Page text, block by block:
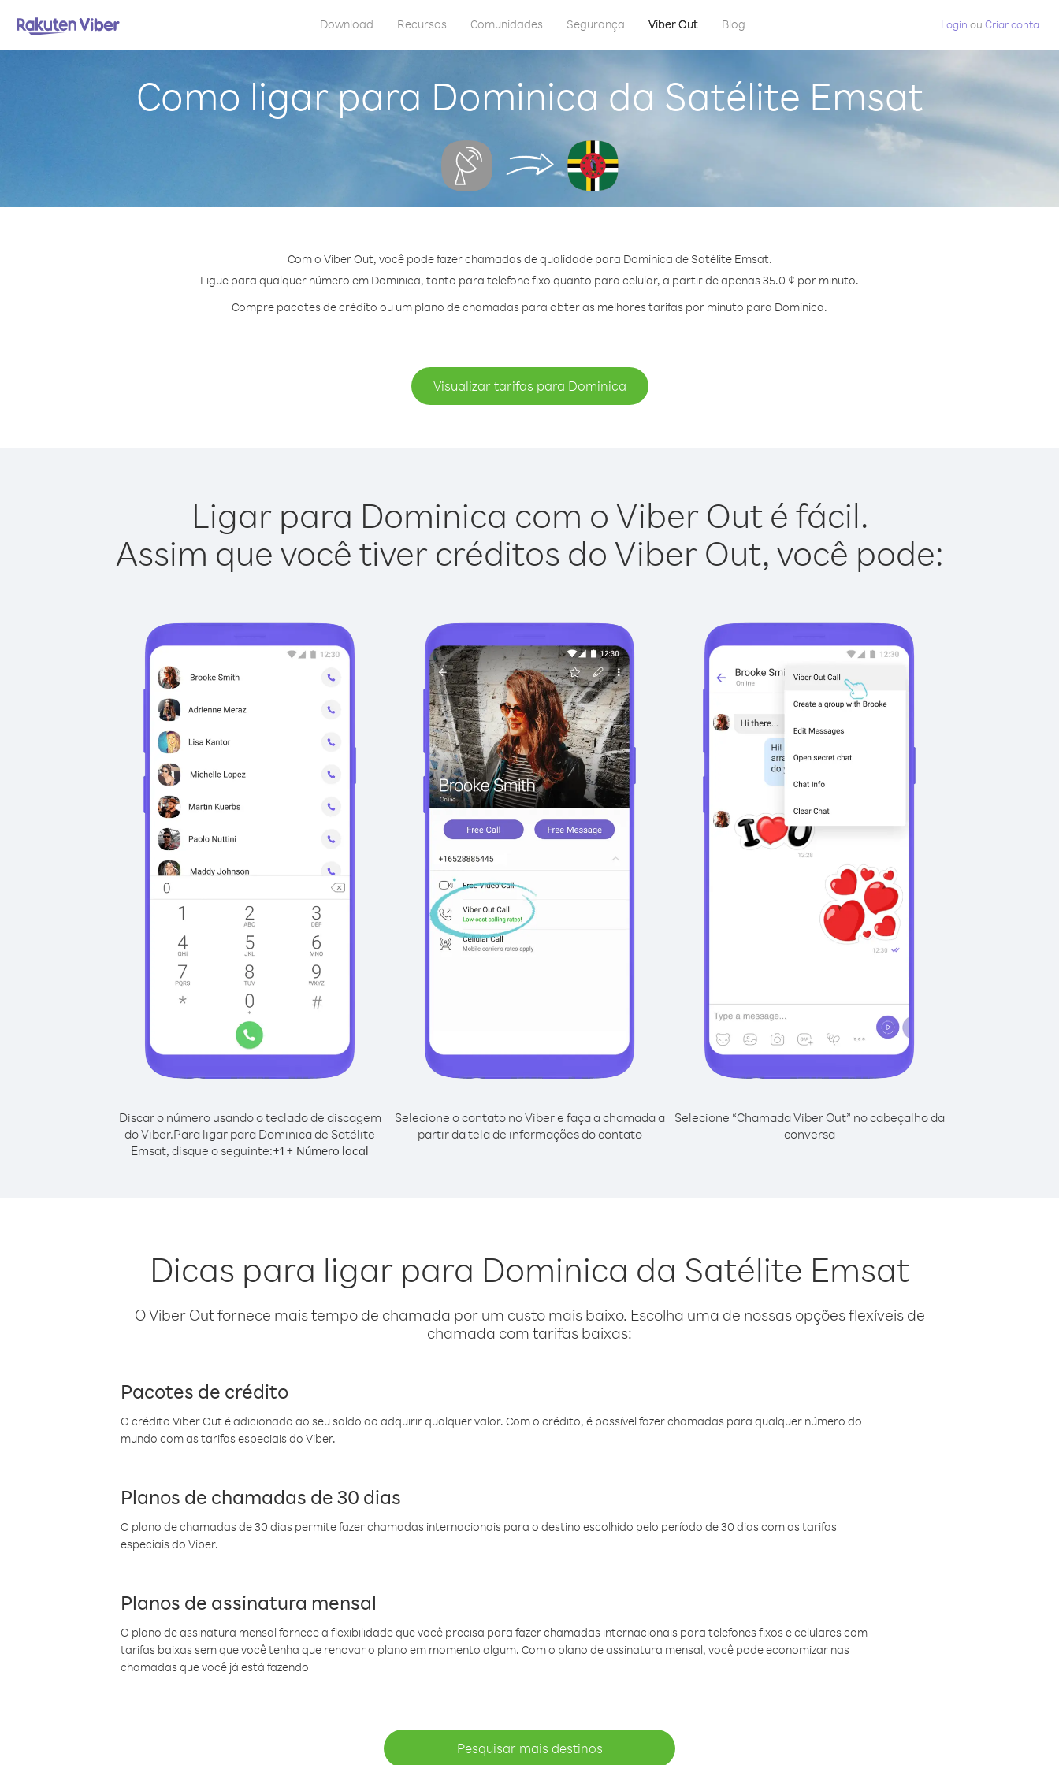
Download Recursos Comunidades Segurança Viber Out Blog Login ou Criar conta
Como ligar para Dominica da Satélite Emsat
Com o Viber Out, você pode fazer chamadas de qualidade para Dominica de Satélite Emsat.
Ligue para qualquer número em Dominica, tanto para telefone fixo quanto para celular, a partir de apenas 35.0 ¢ por minuto.
Compre pacotes de crédito ou um plano de chamadas para obter as melhores tarifas por minuto para Dominica.
Visualizar tarifas para Dominica
Ligar para Dominica com o Viber Out é fácil.
Assim que você tiver créditos do Viber Out, você pode:
Discar o número usando o teclado de discagem
do Viber.Para ligar para Dominica de Satélite
Emsat, disque o seguinte:+1 + Número local
Selecione o contato no Viber e faça a chamada a
partir da tela de informações do contato
Selecione “Chamada Viber Out” no cabeçalho da
conversa
Dicas para ligar para Dominica da Satélite Emsat
O Viber Out fornece mais tempo de chamada por um custo mais baixo. Escolha uma de nossas opções flexíveis de
chamada com tarifas baixas:
Pacotes de crédito
O crédito Viber Out é adicionado ao seu saldo ao adquirir qualquer valor. Com o crédito, é possível fazer chamadas para qualquer número do
mundo com as tarifas especiais do Viber.
Planos de chamadas de 30 dias
O plano de chamadas de 30 dias permite fazer chamadas internacionais para o destino escolhido pelo período de 30 dias com as tarifas
especiais do Viber.
Planos de assinatura mensal
O plano de assinatura mensal fornece a flexibilidade que você precisa para fazer chamadas internacionais para telefones fixos e celulares com
tarifas baixas sem que você tenha que renovar o plano em momento algum. Com o plano de assinatura mensal, você pode economizar nas
chamadas que você já está fazendo
Pesquisar mais destinos